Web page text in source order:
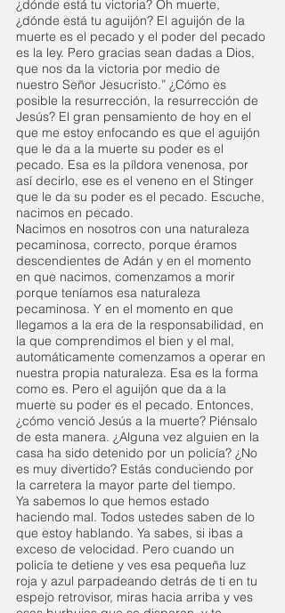
¿dónde está tu victoria? Oh muerte,
¿dónde está tu aguijón? El aguijón de la
muerte es el pecado y el poder del pecado
es la ley. Pero gracias sean dadas a Dios,
que nos da la victoria por medio de
nuestro Señor Jesucristo.” ¿Cómo es
posible la resurrección, la resurrección de
Jesús? El gran pensamiento de hoy en el
que me estoy enfocando es que el aguijón
que le da a la muerte su poder es el
pecado. Esa es la píldora venenosa, por
así decirlo, ese es el veneno en el Stinger
que le da su poder es el pecado. Escuche,
nacimos en pecado.
Nacimos en nosotros con una naturaleza
pecaminosa, correcto, porque éramos
descendientes de Adán y en el momento
en que nacimos, comenzamos a morir
porque teníamos esa naturaleza
pecaminosa. Y en el momento en que
llegamos a la era de la responsabilidad, en
la que comprendimos el bien y el mal,
automáticamente comenzamos a operar en
nuestra propia naturaleza. Esa es la forma
como es. Pero el aguijón que da a la
muerte su poder es el pecado. Entonces,
¿cómo venció Jesús a la muerte? Piénsalo
de esta manera. ¿Alguna vez alguien en la
casa ha sido detenido por un policía? ¿No
es muy divertido? Estás conduciendo por
la carretera la mayor parte del tiempo.
Ya sabemos lo que hemos estado
haciendo mal. Todos ustedes saben de lo
que estoy hablando. Ya sabes, si ibas a
exceso de velocidad. Pero cuando un
policía te detiene y ves esa pequeña luz
roja y azul parpadeando detrás de ti en tu
espejo retrovisor, miras hacia arriba y ves